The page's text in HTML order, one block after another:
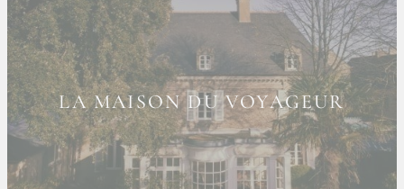
LA MAISON DU VOYAGEUR